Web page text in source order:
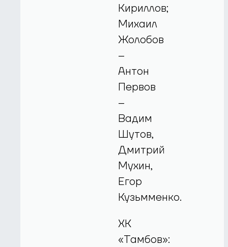
Кириллов;
Михаил
Жолобов
–
Антон
Первов
–
Вадим
Шутов,
Дмитрий
Мухин,
Егор
Кузьмменко.
ХК
«Тамбов»: